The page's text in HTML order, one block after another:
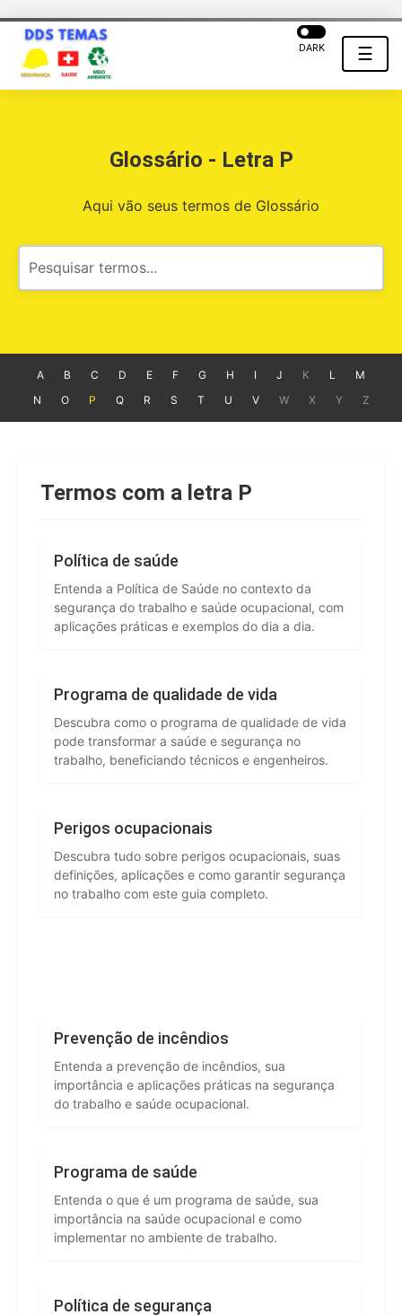
☰
DARK
Glossário - Letra P
Aqui vão seus termos de Glossário
A B C D E F G H I J K L
M
N
O P Q R S T U V W X Y Z
Termos com a letra P
Política de saúde
Entenda a Política de Saúde no contexto da
segurança do trabalho e saúde ocupacional, com
aplicações práticas e exemplos do dia a dia.
Programa de qualidade de vida
Descubra como o programa de qualidade de vida
pode transformar a saúde e segurança no
trabalho, beneficiando técnicos e engenheiros.
Perigos ocupacionais
Descubra tudo sobre perigos ocupacionais, suas
definições, aplicações e como garantir segurança
no trabalho com este guia completo.
Prevenção de incêndios
Entenda a prevenção de incêndios, sua
importância e aplicações práticas na segurança
do trabalho e saúde ocupacional.
Programa de saúde
Entenda o que é um programa de saúde, sua
importância na saúde ocupacional e como
implementar no ambiente de trabalho.
Política de segurança